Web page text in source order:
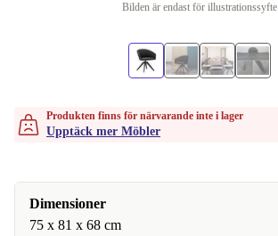
Bilden är endast för illustrationssyfte
Produkten finns för närvarande inte i lager
Upptäck mer Möbler
Dimensioner
75 x 81 x 68 cm